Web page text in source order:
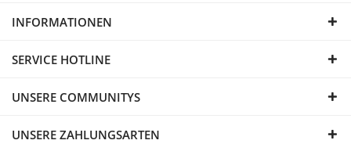
INFORMATIONEN
SERVICE HOTLINE
UNSERE COMMUNITYS
UNSERE ZAHLUNGSARTEN